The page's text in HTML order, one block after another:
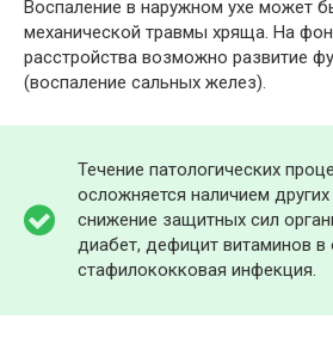
Воспаление в наружном ухе может
механической травмы хряща. На
расстройства возможно развитие
(воспаление сальных желез).
Течение патологических
осложняется наличием
снижение защитных сил
диабет, дефицит витаминов в
стафилококковая инфекция.